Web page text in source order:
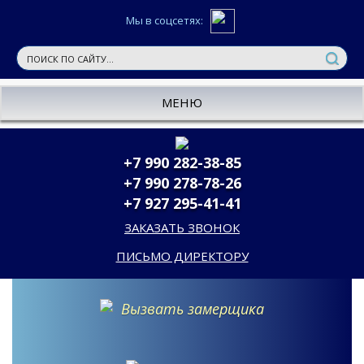
Мы в соцсетях:
МЕНЮ
+7 990 282-38-85
+7 990 278-78-26
+7 927 295-41-41
ЗАКАЗАТЬ ЗВОНОК
ПИСЬМО ДИРЕКТОРУ
Вызвать замерщика